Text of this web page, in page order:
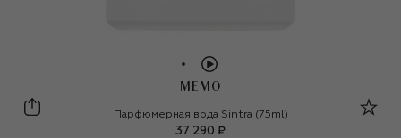
MEMO
Memo
Парфюмерная вода Sintra (75ml)
37 290 ₽